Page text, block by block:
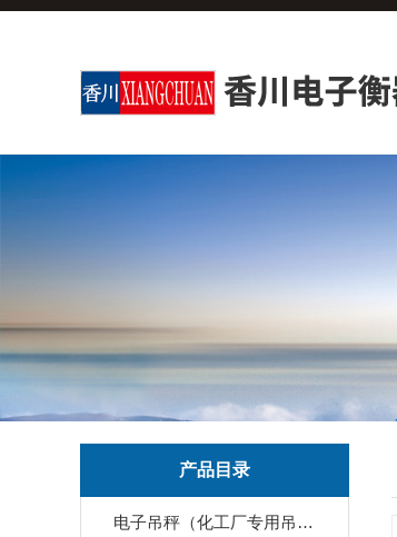
产品目录
电子吊秤（化工厂专用吊秤）